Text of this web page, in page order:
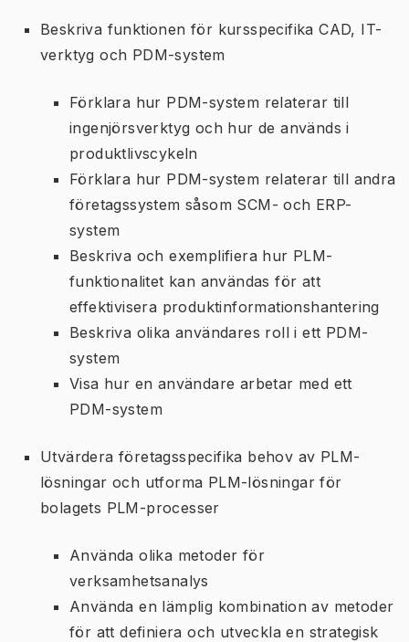
Beskriva funktionen för kursspecifika CAD, IT-
verktyg och PDM-system
Förklara hur PDM-system relaterar till
ingenjörsverktyg och hur de används i
produktlivscykeln
Förklara hur PDM-system relaterar till andra
företagssystem såsom SCM- och ERP-
system
Beskriva och exemplifiera hur PLM-
funktionalitet kan användas för att
effektivisera produktinformationshantering
Beskriva olika användares roll i ett PDM-
system
Visa hur en användare arbetar med ett
PDM-system
Utvärdera företagsspecifika behov av PLM-
lösningar och utforma PLM-lösningar för
bolagets PLM-processer
Använda olika metoder för
verksamhetsanalys
Använda en lämplig kombination av metoder
för att definiera och utveckla en strategisk